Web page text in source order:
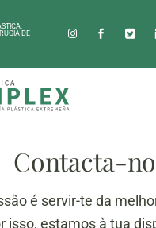
DE
Contacta-
é servir-te da
isso, estamos à tua